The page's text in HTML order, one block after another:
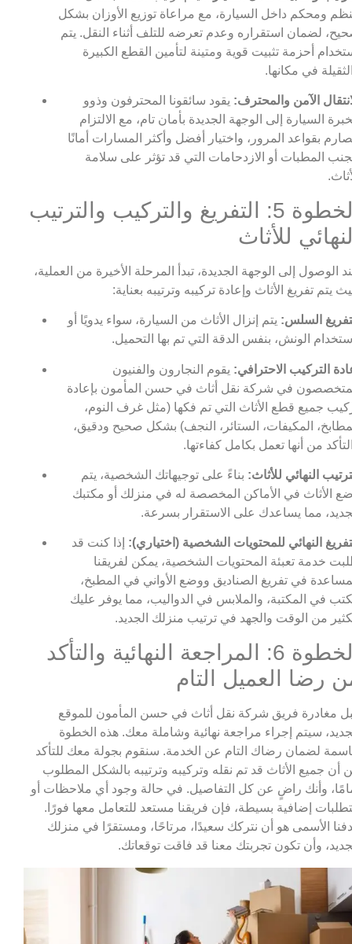
ومحكم داخل السيارة، مع مراعاة توزيع الأوزان بشكل
لضمان استقراره وعدم تعرضه للتلف أثناء النقل. يتم
أحزمة تثبيت قوية ومتينة لتأمين القطع الكبيرة
في مكانها.
الآمن والمحترف: يقود سائقونا المحترفون وذوو
السيارة إلى الوجهة الجديدة بأمان تام، مع الالتزام
بقواعد المرور، واختيار أفضل وأكثر المسارات أمانًا
المطبات أو الازدحامات التي قد تؤثر على سلامة
الخطوة 5: التفريغ والتركيب والترتيب
للأثاث
الوصول إلى الوجهة الجديدة، تبدأ المرحلة الأخيرة من العملية،
يتم تفريغ الأثاث وإعادة تركيبه وترتيبه بعناية:
السلس: يتم إنزال الأثاث من السيارة، سواء يدويًا أو
الونش، بنفس الدقة التي تم بها التحميل.
التركيب الاحترافي: يقوم النجارون والفنيون
في شركة نقل أثاث في حسن المأمون بإعادة
جميع قطع الأثاث التي تم فكها (مثل غرف النوم،
المكيفات، الستائر، النجف) بشكل صحيح ودقيق،
من أنها تعمل بكامل كفاءتها.
النهائي للأثاث: بناءً على توجيهاتك الشخصية، يتم
الأثاث في الأماكن المخصصة له في منزلك أو مكتبك
مما يساعدك على الاستقرار بسرعة.
النهائي للمحتويات الشخصية (اختياري): إذا كنت قد
خدمة تعبئة المحتويات الشخصية، يمكن لفريقنا
في تفريغ الصناديق ووضع الأواني في المطبخ،
في المكتبة، والملابس في الدواليب، مما يوفر عليك
من الوقت والجهد في ترتيب منزلك الجديد.
الخطوة 6: المراجعة النهائية والتأكد
رضا العميل التام
مغادرة فريق شركة نقل أثاث في حسن المأمون للموقع
سيتم إجراء مراجعة نهائية وشاملة معك. هذه الخطوة
لضمان رضاك التام عن الخدمة. سنقوم بجولة معك للتأكد
أن جميع الأثاث قد تم نقله وتركيبه وترتيبه بالشكل المطلوب
وأنك راضٍ عن كل التفاصيل. في حالة وجود أي ملاحظات أو
إضافية بسيطة، فإن فريقنا مستعد للتعامل معها فورًا.
الأسمى هو أن نتركك سعيدًا، مرتاحًا، ومستقرًا في منزلك
وأن تكون تجربتك معنا قد فاقت توقعاتك.